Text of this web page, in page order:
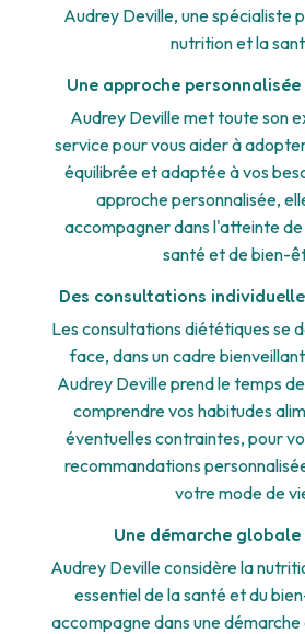
Audrey Deville, une spécialiste
nutrition et la
Une approche
Audrey Deville met toute son
service pour vous aider à
équilibrée et adaptée à vos
approche personnalisée,
accompagner dans l'atteinte
santé et de bien-
Des consultations
Les consultations diététiques se
face, dans un cadre
Audrey Deville prend le temps
comprendre vos habitudes
éventuelles contraintes, pour
recommandations
votre mode de
Une démarche
Audrey Deville considère la
essentiel de la santé et du
accompagne dans une